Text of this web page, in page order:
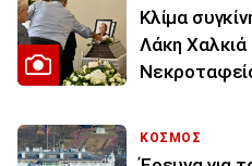
Κλίμα
Λάκη
ΚΟΣΜΟΣ